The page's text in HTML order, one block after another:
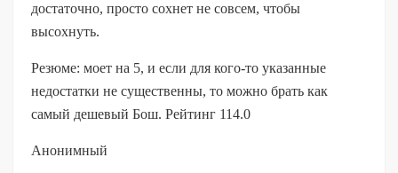
достаточно, просто сохнет не совсем, чтобы
высохнуть.
Резюме: моет на 5, и если для кого-то указанные
недостатки не существенны, то можно брать как
самый дешевый Бош. Рейтинг 114.0
Анонимный